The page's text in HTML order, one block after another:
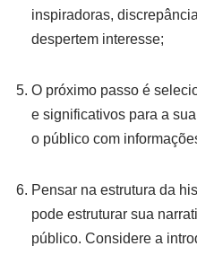
inspiradoras,
despertem interesse;
O próximo passo é
e significativos para a
o público com
Pensar na estrutura da
pode estruturar sua
público. Considere a